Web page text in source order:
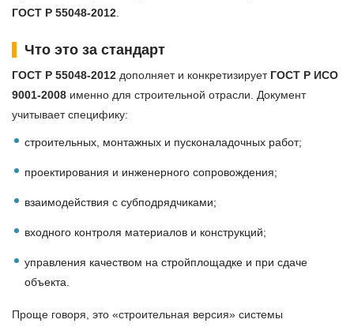
ГОСТ Р 55048-2012
Что это за стандарт
ГОСТ Р 55048-2012 дополняет и конкретизирует ГОСТ Р ИСО
9001-2008 именно для строительной отрасли. Документ
учитывает специфику:
строительных, монтажных и пусконаладочных работ;
проектирования и инженерного сопровождения;
взаимодействия с субподрядчиками;
входного контроля материалов и конструкций;
управления качеством на стройплощадке и при сдаче
объекта.
Проще говоря, это «строительная версия» системы